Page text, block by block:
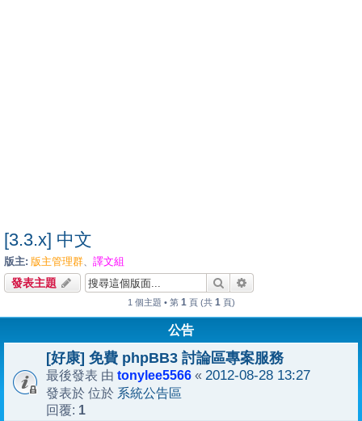
[3.3.x] 中文
版主: 版主管理群、 譯文組
發表主題 搜尋
1 個主題 • 第 1 頁 (共 1 頁)
公告
[好康] 免費 phpBB3 討論區專案服務
最後發表 由 tonylee5566 « 2012-08-28 13:27
發表於 位於 系統公告區
回覆: 1